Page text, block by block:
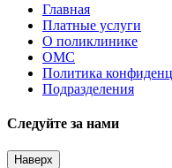
Главная
Платные услуги
О поликлинике
ОМС
Политика
Подразделения
Следуйте за нами
Наверх